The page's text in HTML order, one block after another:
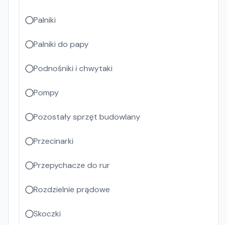
Palniki
Palniki do papy
Podnośniki i chwytaki
Pompy
Pozostały sprzęt budowlany
Przecinarki
Przepychacze do rur
Rozdzielnie prądowe
Skoczki